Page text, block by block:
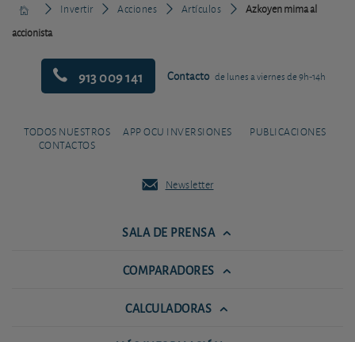
Invertir Acciones Artículos
Azkoyen mima al
accionista
913 009 141 Contacto de lunes a viernes de 9h-14h
TODOS NUESTROS
CONTACTOS
APP OCU INVERSIONES PUBLICACIONES
Newsletter
SALA DE PRENSA
COMPARADORES
CALCULADORAS